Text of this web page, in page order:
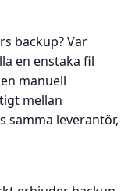
backup? Var
en enstaka fil
manuell
mellan
samma leverantör,